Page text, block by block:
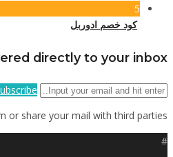
5
كود خصم ادوربل
directly to your inbox
or share your mail with third parties
#